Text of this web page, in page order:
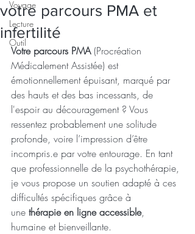
Voyage
Lecture
Outil
votre parcours PMA et
infertilité
Votre parcours PMA (Procréation
Médicalement Assistée) est
émotionnellement épuisant, marqué par
des hauts et des bas incessants, de
l'espoir au découragement ? Vous
ressentez probablement une solitude
profonde, voire l’impression d’être
incompris.e par votre entourage. En tant
que professionnelle de la psychothérapie,
je vous propose un soutien adapté à ces
difficultés spécifiques grâce à
une thérapie en ligne accessible,
humaine et bienveillante.